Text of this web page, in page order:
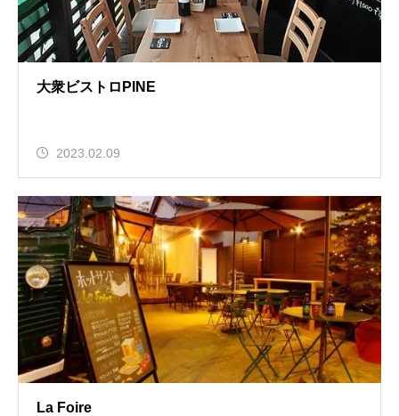
大衆ビストロPINE
2023.02.09
La Foire